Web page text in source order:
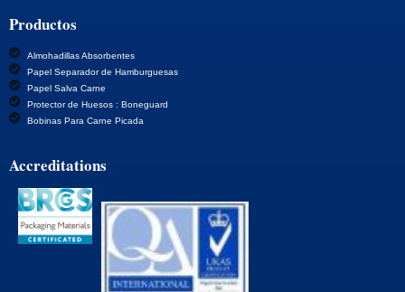
Productos
Almohadillas Absorbentes
Papel Separador de Hamburguesas
Papel Salva Carne
Protector de Huesos : Boneguard
Bobinas Para Carne Picada
Accreditations